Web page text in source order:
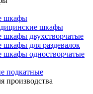
шкафы
шкафы
двухстворчатые
для раздевалок
одностворчатые
подкатные
производства